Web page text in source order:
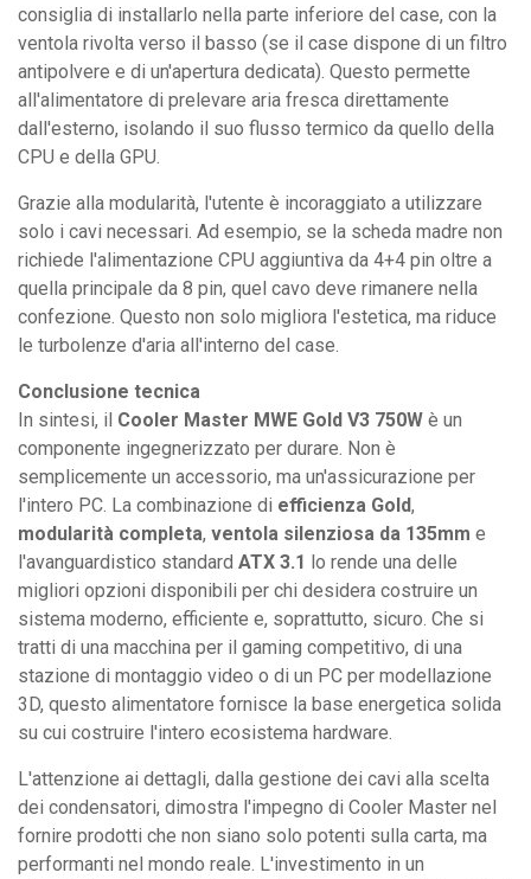
consiglia di installarlo nella parte inferiore del case, con la
ventola rivolta verso il basso (se il case dispone di un filtro
antipolvere e di un'apertura dedicata). Questo permette
all'alimentatore di prelevare aria fresca direttamente
dall'esterno, isolando il suo flusso termico da quello della
CPU e della GPU.
Grazie alla modularità, l'utente è incoraggiato a utilizzare
solo i cavi necessari. Ad esempio, se la scheda madre non
richiede l'alimentazione CPU aggiuntiva da 4+4 pin oltre a
quella principale da 8 pin, quel cavo deve rimanere nella
confezione. Questo non solo migliora l'estetica, ma riduce
le turbolenze d'aria all'interno del case.
Conclusione tecnica
In sintesi, il Cooler Master MWE Gold V3 750W è un
componente ingegnerizzato per durare. Non è
semplicemente un accessorio, ma un'assicurazione per
l'intero PC. La combinazione di efficienza Gold,
modularità completa, ventola silenziosa da 135mm e
l'avanguardistico standard ATX 3.1 lo rende una delle
migliori opzioni disponibili per chi desidera costruire un
sistema moderno, efficiente e, soprattutto, sicuro. Che si
tratti di una macchina per il gaming competitivo, di una
stazione di montaggio video o di un PC per modellazione
3D, questo alimentatore fornisce la base energetica solida
su cui costruire l'intero ecosistema hardware.
L'attenzione ai dettagli, dalla gestione dei cavi alla scelta
dei condensatori, dimostra l'impegno di Cooler Master nel
fornire prodotti che non siano solo potenti sulla carta, ma
performanti nel mondo reale. L'investimento in un